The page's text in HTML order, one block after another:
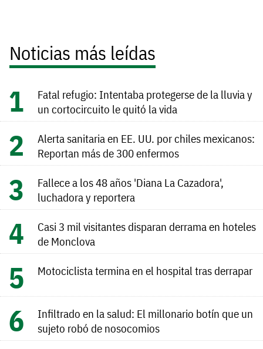
Noticias más leídas
Fatal refugio: Intentaba protegerse de la lluvia y
un cortocircuito le quitó la vida
Alerta sanitaria en EE. UU. por chiles mexicanos:
Reportan más de 300 enfermos
Fallece a los 48 años 'Diana La Cazadora',
luchadora y reportera
Casi 3 mil visitantes disparan derrama en hoteles
de Monclova
Motociclista termina en el hospital tras derrapar
Infiltrado en la salud: El millonario botín que un
sujeto robó de nosocomios